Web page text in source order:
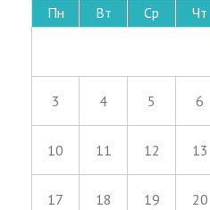
Пн Вт Ср Чт
3 4 5 6
10 11 12 13
17 18 19 20